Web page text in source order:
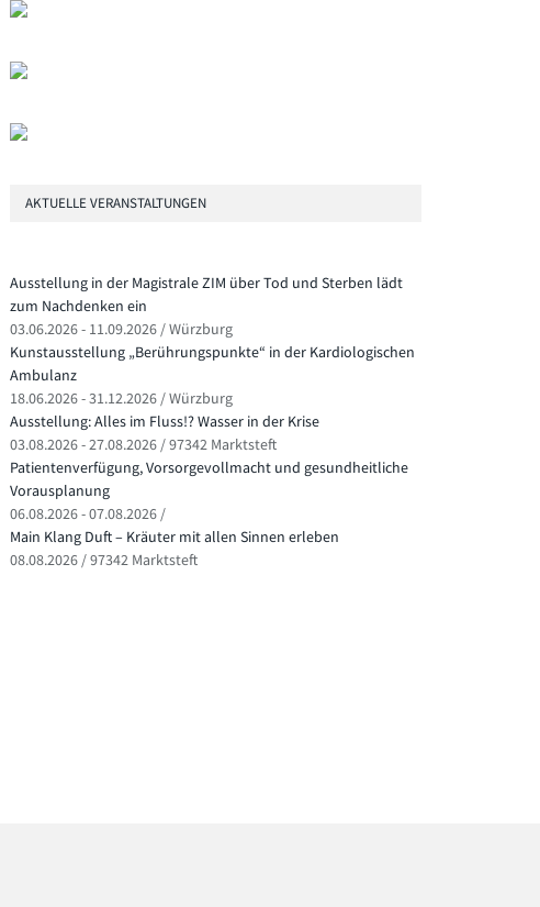
AKTUELLE VERANSTALTUNGEN
Ausstellung in der Magistrale ZIM über Tod und Sterben lädt
zum Nachdenken ein
03.06.2026 - 11.09.2026 / Würzburg
Kunstausstellung „Berührungspunkte“ in der Kardiologischen
Ambulanz
18.06.2026 - 31.12.2026 / Würzburg
Ausstellung: Alles im Fluss!? Wasser in der Krise
03.08.2026 - 27.08.2026 / 97342 Marktsteft
Patientenverfügung, Vorsorgevollmacht und gesundheitliche
Vorausplanung
06.08.2026 - 07.08.2026 /
Main Klang Duft – Kräuter mit allen Sinnen erleben
08.08.2026 / 97342 Marktsteft